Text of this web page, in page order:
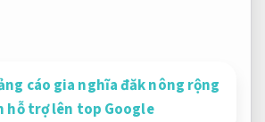
cáo gia nghĩa đăk nông rộng
trợ lên top Google